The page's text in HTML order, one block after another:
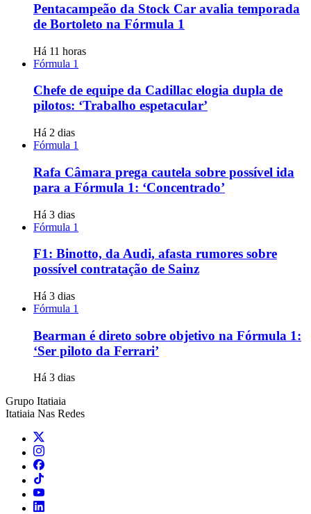
Pentacampeão da Stock Car avalia temporada
de Bortoleto na Fórmula 1
Há 11 horas
Fórmula 1
Chefe de equipe da Cadillac elogia dupla de
pilotos: ‘Trabalho espetacular’
Há 2 dias
Fórmula 1
Rafa Câmara prega cautela sobre possível ida
para a Fórmula 1: ‘Concentrado’
Há 3 dias
Fórmula 1
F1: Binotto, da Audi, afasta rumores sobre
possível contratação de Sainz
Há 3 dias
Fórmula 1
Bearman é direto sobre objetivo na Fórmula 1:
‘Ser piloto da Ferrari’
Há 3 dias
Grupo Itatiaia
Itatiaia Nas Redes